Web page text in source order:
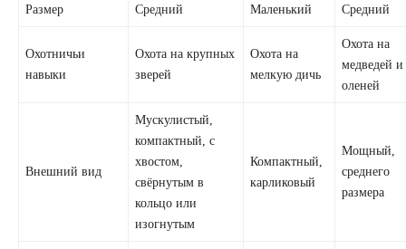
Размер Средний Маленький Средний
Охотничьи
навыки
Охота на крупных
зверей
Охота на
мелкую дичь
Охота на
медведей и
оленей
Внешний вид
Мускулистый,
компактный, с
хвостом,
свёрнутым в
кольцо или
изогнутым
Компактный,
карликовый
Мощный,
среднего
размера